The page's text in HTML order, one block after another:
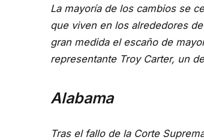
La mayoría de los cambios se
que viven en los alrededores
gran medida el escaño de
representante Troy Carter, un
Alabama
Tras el fallo de la Corte